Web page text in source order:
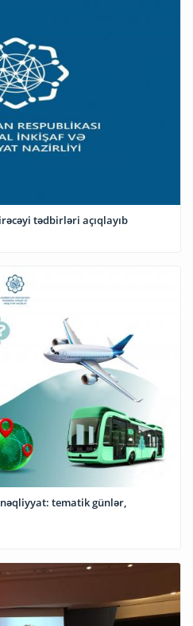
tədbirləri açıqlayıb
tematik günlər,